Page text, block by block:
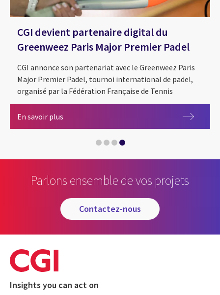
Partenariat CGI x Alpine ParisMajor x Rolex
CGI renouvelle son partenariat avec l’ASM
CGI devient partenaire digital du
Greenweez Paris Major Premier Padel
CGI annonce son partenariat avec le Greenweez Paris
Major Premier Padel, tournoi international de padel,
organisé par la Fédération Française de Tennis
En savoir plus CGI devient partenaire digital du Greenweez
Parlons ensemble de vos projets
contactez-nous
Insights you can act on